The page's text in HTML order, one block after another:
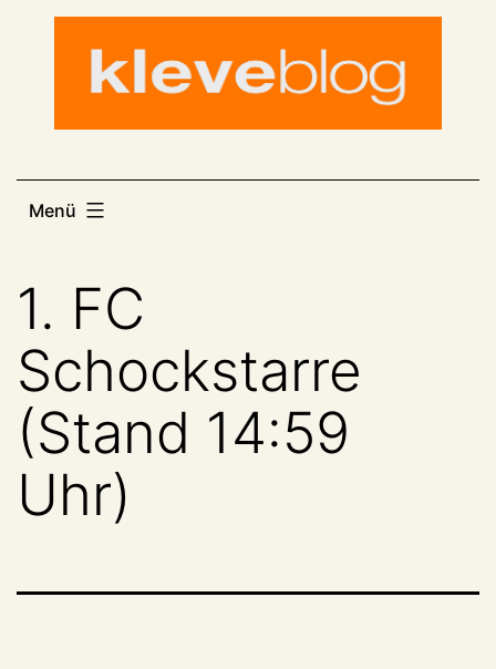
Menü
1. FC
Schockstarre
(Stand 14:59
Uhr)